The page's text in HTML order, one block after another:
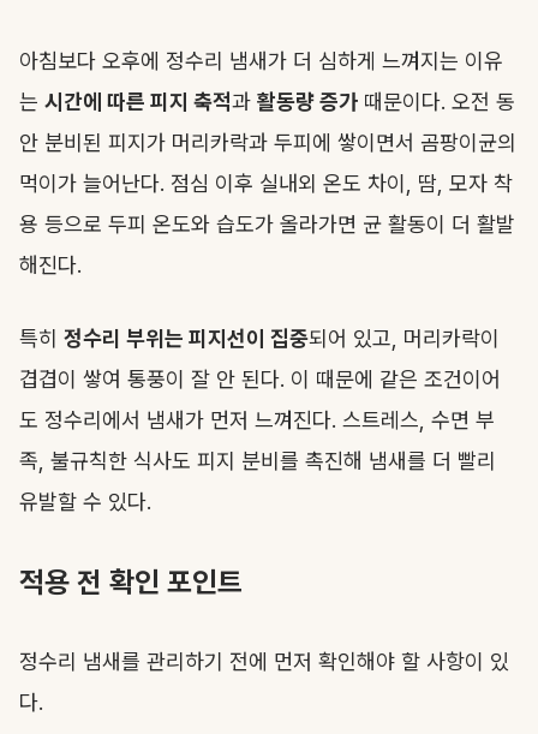
아침보다 오후에 정수리 냄새가 더 심하게 느껴지는 이유
는 시간에 따른 피지 축적과 활동량 증가 때문이다. 오전 동
안 분비된 피지가 머리카락과 두피에 쌓이면서 곰팡이균의
먹이가 늘어난다. 점심 이후 실내외 온도 차이, 땀, 모자 착
용 등으로 두피 온도와 습도가 올라가면 균 활동이 더 활발
해진다.
특히 정수리 부위는 피지선이 집중되어 있고, 머리카락이
겹겹이 쌓여 통풍이 잘 안 된다. 이 때문에 같은 조건이어
도 정수리에서 냄새가 먼저 느껴진다. 스트레스, 수면 부
족, 불규칙한 식사도 피지 분비를 촉진해 냄새를 더 빨리
유발할 수 있다.
적용 전 확인 포인트
정수리 냄새를 관리하기 전에 먼저 확인해야 할 사항이 있
다.